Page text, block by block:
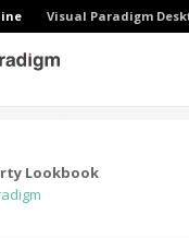
Visual Paradigm
Lookbook